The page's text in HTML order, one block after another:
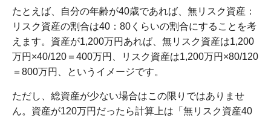
たとえば、自分の年齢が40歳であれば、無リスク資産：
リスク資産の割合は40：80くらいの割合にすることを考
えます。資産が1,200万円あれば、無リスク資産は1,200
万円×40/120＝400万円、リスク資産は1,200万円×80/120
＝800万円、というイメージです。
ただし、総資産が少ない場合はこの限りではありませ
ん。資産が120万円だったら計算上は「無リスク資産40